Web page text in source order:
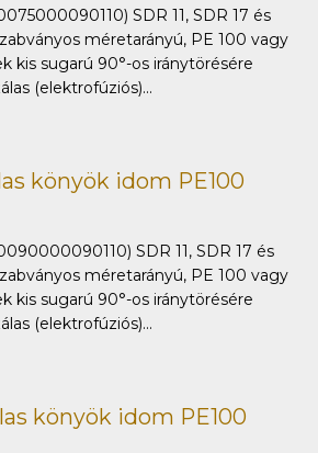
SDR 11, SDR 17 és
méretarányú, PE 100 vagy
kis sugarú 90°-os iránytörésére
(elektrofúziós)...
könyök idom PE100
SDR 11, SDR 17 és
méretarányú, PE 100 vagy
kis sugarú 90°-os iránytörésére
(elektrofúziós)...
könyök idom PE100